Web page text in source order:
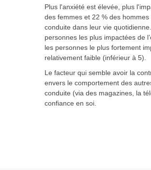
Plus l'anxiété est élevée, plus
des femmes et 22 % des
conduite dans leur vie
personnes les plus impactées de
les personnes le plus fortement
relativement faible (inférieur à 5).
Le facteur qui semble avoir la
envers le comportement des
conduite (via des magazines, la
confiance en soi.